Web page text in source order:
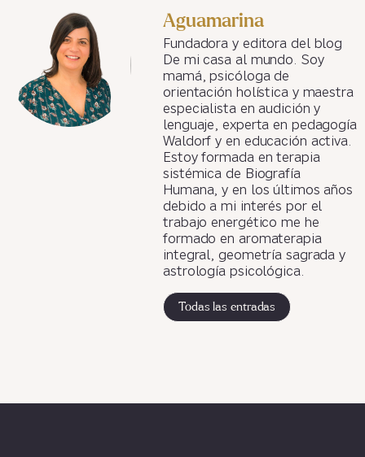
Aguamarina
Fundadora y editora del blog
De mi casa al mundo. Soy
mamá, psicóloga de
orientación holística y maestra
especialista en audición y
lenguaje, experta en pedagogía
Waldorf y en educación activa.
Estoy formada en terapia
sistémica de Biografía
Humana, y en los últimos años
debido a mi interés por el
trabajo energético me he
formado en aromaterapia
integral, geometría sagrada y
astrología psicológica.
Todas las entradas